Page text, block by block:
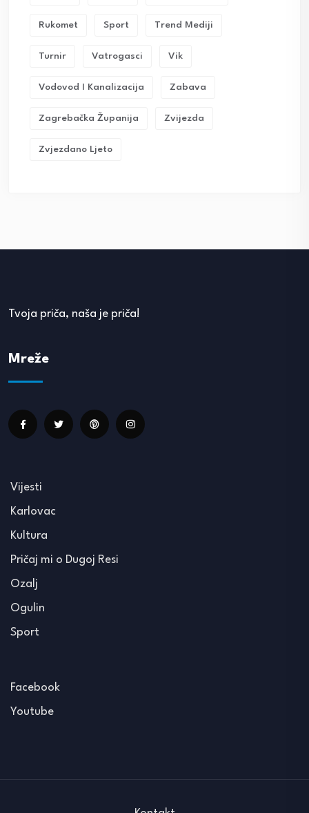
Rukomet Sport Trend Mediji
Turnir Vatrogasci Vik
Vodovod I Kanalizacija Zabava
Zagrebačka Županija Zvijezda
Zvjezdano Ljeto
Tvoja priča, naša je priča!
Mreže
Vijesti
Karlovac
Kultura
Pričaj mi o Dugoj Resi
Ozalj
Ogulin
Sport
Facebook
Youtube